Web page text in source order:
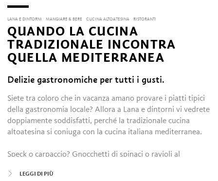
LANA E DINTORNI MANGIARE & BERE CUCINA ALTOATESINA RISTORANTI
QUANDO LA CUCINA
TRADIZIONALE INCONTRA
QUELLA MEDITERRANEA
Delizie gastronomiche per tutti i gusti.
Siete tra coloro che in vacanza amano provare i piatti tipici
della gastronomia locale? Allora a Lana e dintorni vi vedrete
doppiamente soddisfatti, perché la tradizionale cucina
altoatesina si coniuga con la cucina italiana mediterranea.
Speck o carpaccio? Gnocchetti di spinaci o ravioli al
altoatesini non impongono affatto rigidi out out, ma
LEGGI DI PIÙ